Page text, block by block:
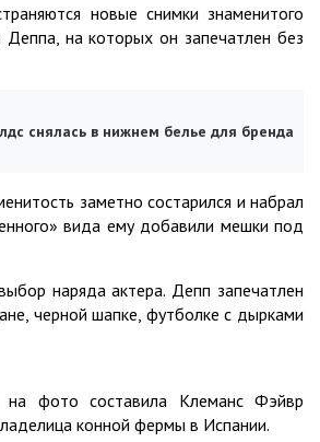
новые снимки знаменитого
на которых он запечатлен без
снялась в нижнем белье для бренда
заметно состарился и набрал
вида ему добавили мешки под
наряда актера. Депп запечатлен
черной шапке, футболке с дырками
фото составила Клеманс Фэйвр
конной фермы в Испании.